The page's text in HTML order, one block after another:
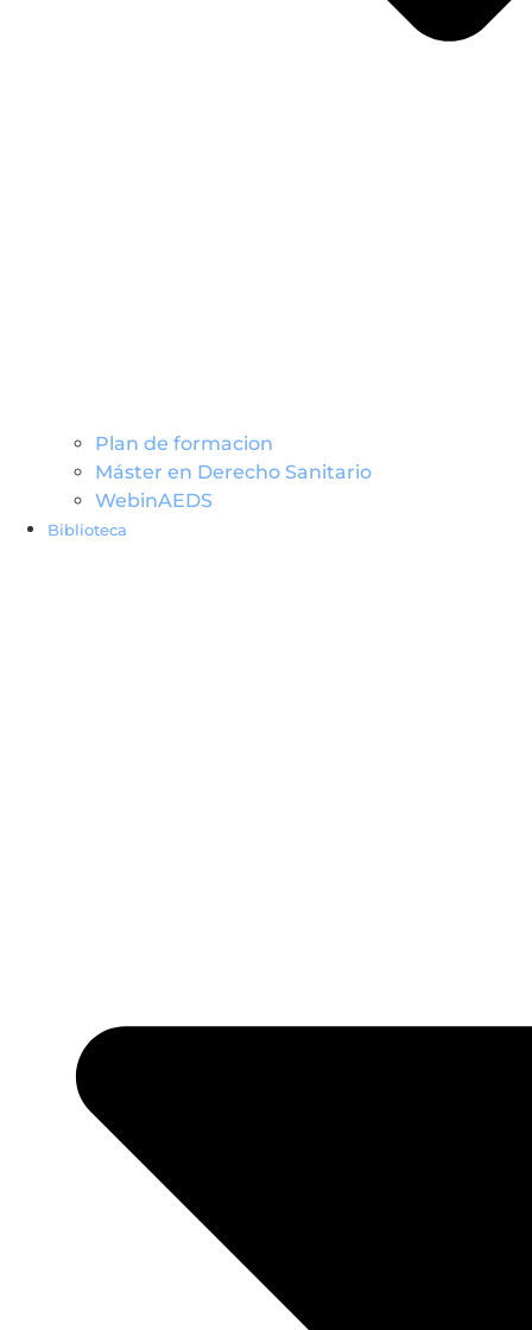
Plan de formacion
Máster en Derecho Sanitario
WebinAEDS
Biblioteca